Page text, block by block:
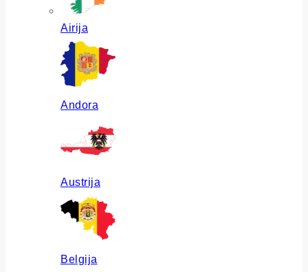
Airija
Andora
Austrija
Belgija